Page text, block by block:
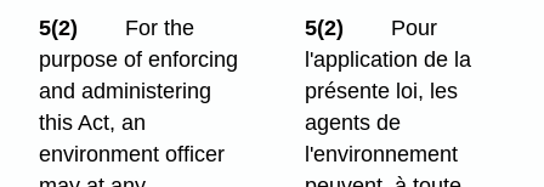
5(2)
For the
purpose of enforcing
and administering
this Act, an
environment officer
5(2)
Pour
l'application de la
présente loi, les
agents de
l'environnement